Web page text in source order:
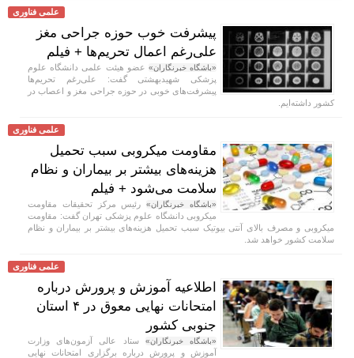
علمی فناوری
پیشرفت خوب حوزه جراحی مغز
علی‌رغم اعمال تحریم‌ها + فیلم
«باشگاه خبرنگاران» عضو هیئت علمی دانشگاه علوم
پزشکی شهیدبهشتی گفت: علی‌رغم تحریم‌ها
پیشرفت‌های خوبی در حوزه جراحی مغز و اعصاب در
کشور داشته‌ایم.
علمی فناوری
مقاومت میکروبی سبب تحمیل
هزینه‌های بیشتر بر بیماران و نظام
سلامت می‌شود + فیلم
«باشگاه خبرنگاران»رئیس مرکز تحقیقات مقاومت
میکروبی دانشگاه علوم پزشکی تهران گفت: مقاومت
میکروبی و مصرف بالای آنتی بیوتیک سبب تحمیل هزینه‌های بیشتر بر بیماران و نظام
سلامت کشور خواهد شد.
علمی فناوری
اطلاعیه آموزش و پرورش درباره
امتحانات نهایی معوق در ۴ استان
جنوبی کشور
«باشگاه خبرنگاران» ستاد عالی آزمون‌های وزارت
آموزش و پرورش درباره برگزاری امتحانات نهایی